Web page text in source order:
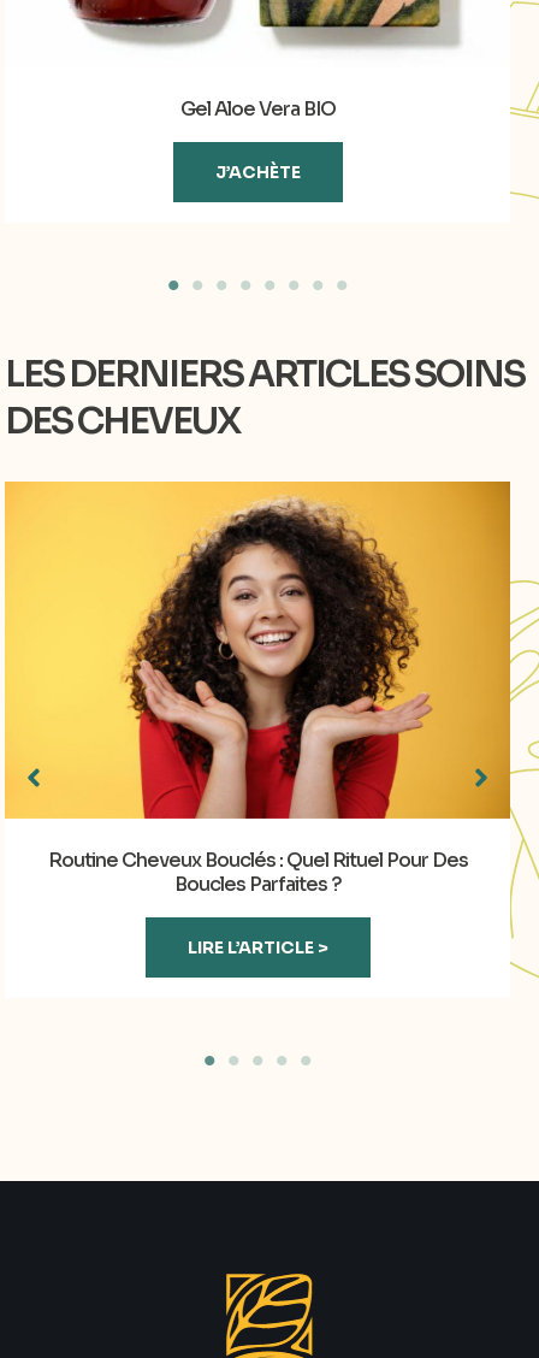
Gel Aloe Vera BIO
J’ACHÈTE
LES DERNIERS ARTICLES SOINS
DES CHEVEUX
Routine Cheveux Bouclés : Quel Rituel Pour Des
Boucles Parfaites ?
LIRE L’ARTICLE >